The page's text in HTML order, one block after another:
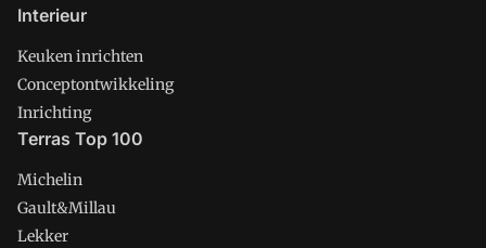
Interieur
Keuken inrichten
Conceptontwikkeling
Inrichting
Terras Top 100
Michelin
Gault&Millau
Lekker